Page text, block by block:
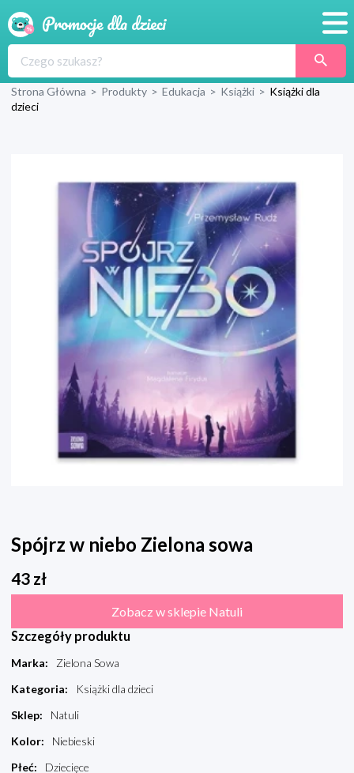
Produkty
Wyprawka
Strona Główna > Produkty > Edukacja > Książki > Książki dla
dzieci
Spójrz w niebo Zielona sowa
43 zł
Zobacz w sklepie Natuli
Szczegóły produktu
Marka:
Zielona Sowa
Kategoria:
Książki dla dzieci
Sklep:
Natuli
Kolor:
Niebieski
Płeć: Dziecięce